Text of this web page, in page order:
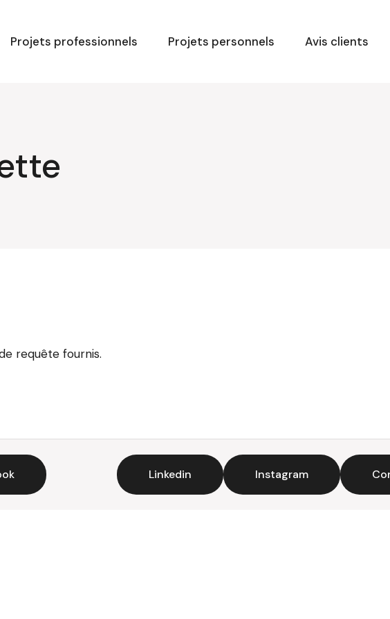
Projets professionnels Projets personnels Avis clients
requête fournis.
Linkedin Instagram